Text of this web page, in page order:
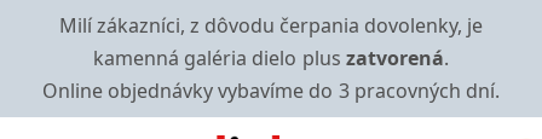
Milí zákazníci, z dôvodu čerpania dovolenky, je
kamenná galéria dielo plus zatvorená.
Online objednávky vybavíme do 3 pracovných dní.